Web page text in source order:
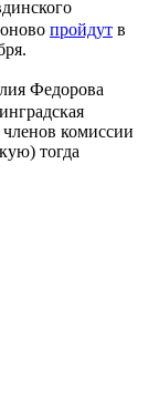
пройдут в
Федорова
комиссии
тогда